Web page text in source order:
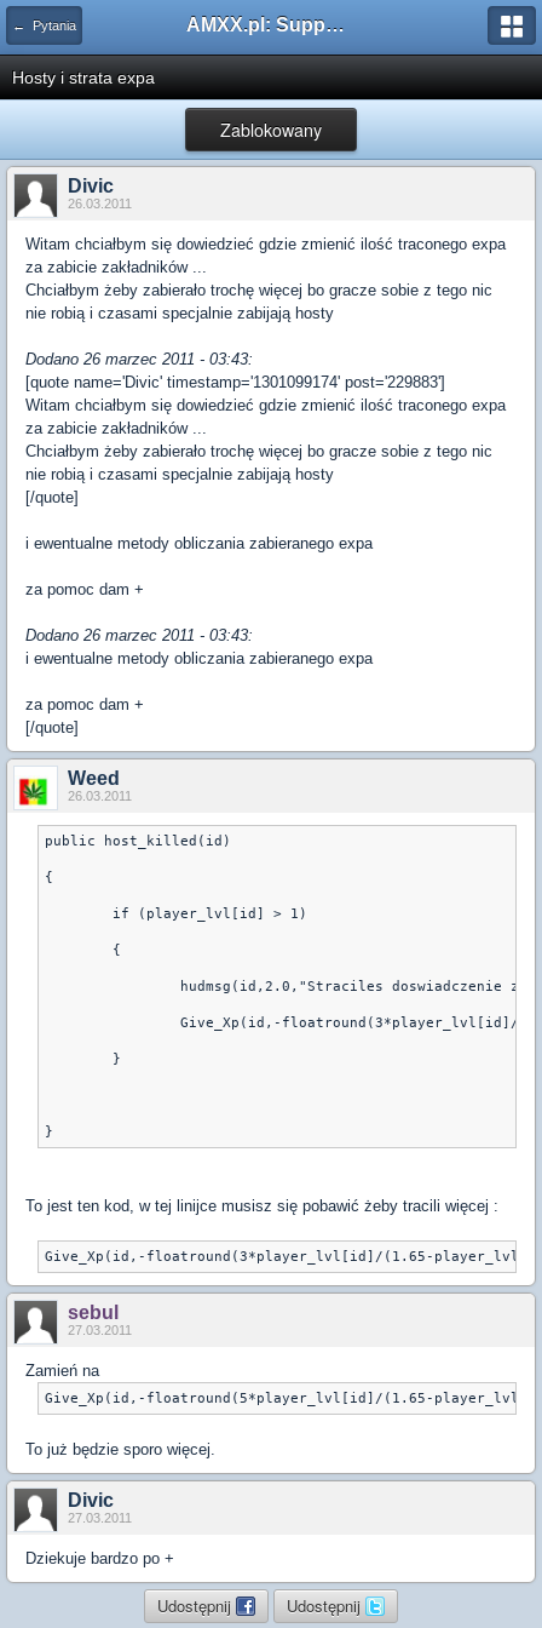
← Pytania AMXX.pl: Support AMX Mod X i SourceMod
Hosty i strata expa
Zablokowany
Divic
26.03.2011
Witam chciałbym się dowiedzieć gdzie zmienić ilość traconego expa
za zabicie zakładników ...
Chciałbym żeby zabierało trochę więcej bo gracze sobie z tego nic
nie robią i czasami specjalnie zabijają hosty
Dodano 26 marzec 2011 - 03:43:
[quote name='Divic' timestamp='1301099174' post='229883']
Witam chciałbym się dowiedzieć gdzie zmienić ilość traconego expa
za zabicie zakładników ...
Chciałbym żeby zabierało trochę więcej bo gracze sobie z tego nic
nie robią i czasami specjalnie zabijają hosty
[/quote]
i ewentualne metody obliczania zabieranego expa
za pomoc dam +
Dodano 26 marzec 2011 - 03:43:
i ewentualne metody obliczania zabieranego expa
za pomoc dam +
[/quote]
Weed
26.03.2011
public host_killed(id)
{
        if (player_lvl[id] > 1)
        {
hudmsg(id,2.0,"Straciles doswiadczenie za
Give_Xp(id,-floatround(3*player_lvl[id]/
        }
To jest ten kod, w tej linijce musisz się pobawić żeby tracili więcej :
sebul
27.03.2011
Zamień na
To już będzie sporo więcej.
Divic
27.03.2011
Dziekuje bardzo po +
Udostępnij Udostępnij